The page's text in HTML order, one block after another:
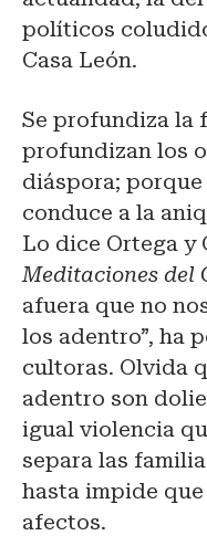
políticos
Casa León.
Se profundiza la
profundizan los
diáspora;
conduce a la
Lo dice Ortega y
Meditaciones del
afuera que no
los adentro”, ha
cultoras. Olvida
adentro son
igual violencia
separa las
hasta impide
afectos.